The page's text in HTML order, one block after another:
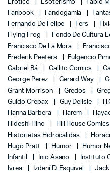
Erótico
Esoterismo Fábio
Fanbook
Fandogamia
Fernando De Felipe
Fers
Flying Frog
Fondo De Cultura
Francisco De La Mora
Frederik Peeters
Fulgencio
Gabriel Bá
Gallito Comics
George Perez
Gerard Way
Grant Morrison
Gredos
Guido Crepax
Guy Delisle
Hanna Barbera
Harem
Hideshi Hino
Hill House Comics
Historietas Hidrocalidas
Hugo Pratt
Humor Humor
Infantil
Inio Asano Instituto
Ivrea
Izdení D. Esquivel